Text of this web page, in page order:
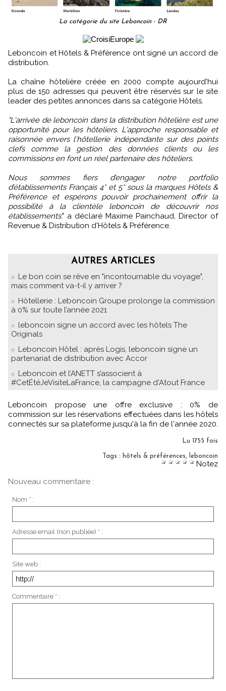
La catégorie du site Leboncoin - DR
Leboncoin et Hôtels & Préférence ont signé un accord de
distribution.
La chaîne hôtelière créée en 2000 compte aujourd'hui
plus de 150 adresses qui peuvent être réservés sur le site
leader des petites annonces dans sa catégorie Hôtels.
"L'arrivée de leboncoin dans la distribution hôtelière est une
opportunité pour les hôteliers. L'approche responsable et
raisonnée envers l'hôtellerie indépendante sur des points
clefs comme la gestion des données clients ou les
commissions en font un réel partenaire des hôteliers.
Nous sommes fiers d’engager notre portfolio
d’établissements Français 4* et 5* sous la marques Hôtels &
Préférence et espérons pouvoir prochainement offrir la
possibilité à la clientèle leboncoin de découvrir nos
établissements." a déclaré Maxime Painchaud, Director of
Revenue & Distribution d'Hôtels & Préférence.
AUTRES ARTICLES
Le bon coin se rêve en "incontournable du voyage",
mais comment va-t-il y arriver ?
Hôtellerie : Leboncoin Groupe prolonge la commission
à 0% sur toute l’année 2021
leboncoin signe un accord avec les hôtels The
Originals
Leboncoin Hôtel : après Logis, leboncoin signe un
partenariat de distribution avec Accor
Leboncoin et l’ANETT s’associent à
#CetÉtéJeVisiteLaFrance, la campagne d'Atout France
Leboncoin propose une offre exclusive : 0% de
commission sur les réservations effectuées dans les hôtels
connectés sur sa plateforme jusqu'à la fin de l'année 2020.
Lu 1755 fois
Tags : hôtels & préférences, leboncoin
Notez
Nouveau commentaire :
Nom * :
Adresse email (non publiée) * :
Site web :
Commentaire * :